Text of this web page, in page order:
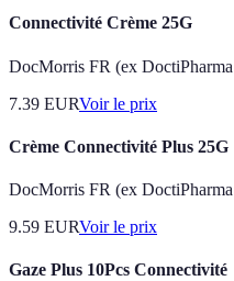
Connectivité Crème 25G
DocMorris FR (ex
7.39 EURVoir le prix
Crème Connectivité Plus 25G
DocMorris FR (ex
9.59 EURVoir le prix
Gaze Plus 10Pcs Connectivité